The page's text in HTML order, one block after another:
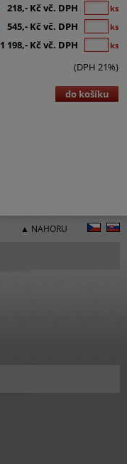
218,- Kč vč. DPH ks
545,- Kč vč. DPH ks
1 198,- Kč vč. DPH ks
(DPH 21%)
do košíku
▲ NAHORU